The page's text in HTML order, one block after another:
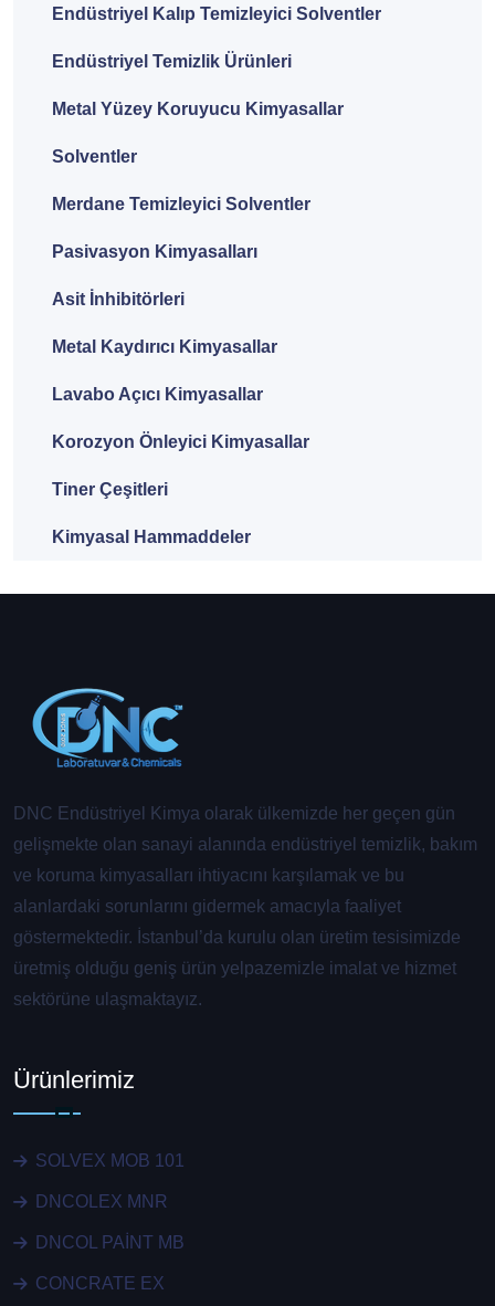
Endüstriyel Kalıp Temizleyici Solventler
Endüstriyel Temizlik Ürünleri
Metal Yüzey Koruyucu Kimyasallar
Solventler
Merdane Temizleyici Solventler
Pasivasyon Kimyasalları
Asit İnhibitörleri
Metal Kaydırıcı Kimyasallar
Lavabo Açıcı Kimyasallar
Korozyon Önleyici Kimyasallar
Tiner Çeşitleri
Kimyasal Hammaddeler
DNC Endüstriyel Kimya olarak ülkemizde her geçen gün
gelişmekte olan sanayi alanında endüstriyel temizlik, bakım
ve koruma kimyasalları ihtiyacını karşılamak ve bu
alanlardaki sorunlarını gidermek amacıyla faaliyet
göstermektedir. İstanbul’da kurulu olan üretim tesisimizde
üretmiş olduğu geniş ürün yelpazemizle imalat ve hizmet
sektörüne ulaşmaktayız.
Ürünlerimiz
SOLVEX MOB 101
DNCOLEX MNR
DNCOL PAİNT MB
CONCRATE EX